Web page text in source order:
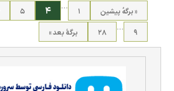
« برگه‌ٔ پیشین ۱ ۴ ۵
۹
۲۸ برگهٔ بعد »